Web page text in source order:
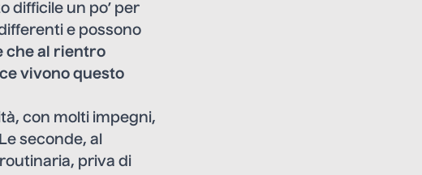
difficile un po’ per
e possono
che al rientro
vivono questo
con molti impegni,
seconde, al
priva di